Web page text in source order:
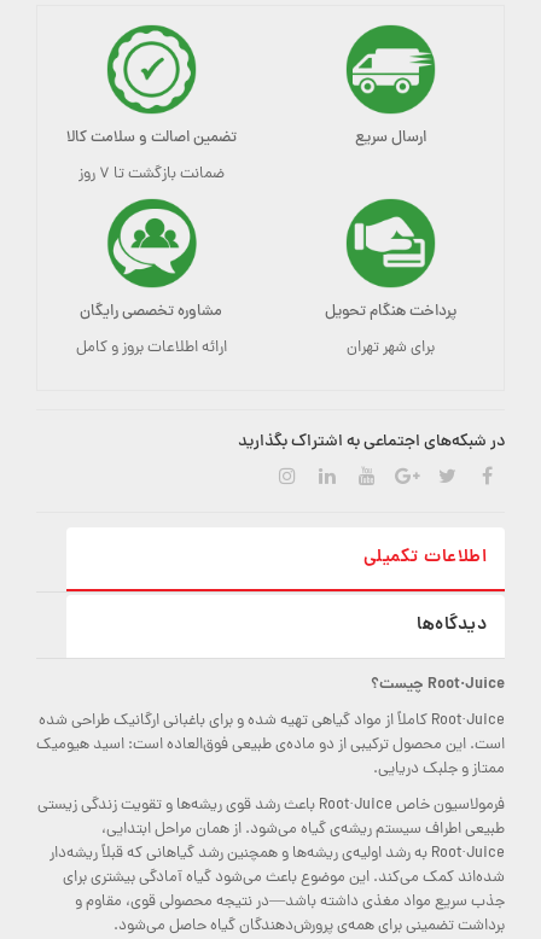
ارسال سریع تضمین اصالت و سلامت کالا
ضمانت بازگشت تا ۷ روز
پرداخت هنگام تحویل
برای شهر تهران
مشاوره تخصصی رایگان
ارائه اطلاعات بروز و کامل
در شبکه‌های اجتماعی به اشتراک بگذارید
اطلاعات تکمیلی
دیدگاه‌ها
Root·Juice چیست؟
Root·Juice کاملاً از مواد گیاهی تهیه شده و برای باغبانی ارگانیک طراحی شده
است. این محصول ترکیبی از دو ماده‌ی طبیعی فوق‌العاده است: اسید هیومیک
ممتاز و جلبک دریایی.
فرمولاسیون خاص Root·Juice باعث رشد قوی ریشه‌ها و تقویت زندگی زیستی
طبیعی اطراف سیستم ریشه‌ی گیاه می‌شود. از همان مراحل ابتدایی،
Root·Juice به رشد اولیه‌ی ریشه‌ها و همچنین رشد گیاهانی که قبلاً ریشه‌دار
شده‌اند کمک می‌کند. این موضوع باعث می‌شود گیاه آمادگی بیشتری برای
جذب سریع مواد مغذی داشته باشد—در نتیجه محصولی قوی، مقاوم و
برداشت تضمینی برای همه‌ی پرورش‌دهندگان گیاه حاصل می‌شود.